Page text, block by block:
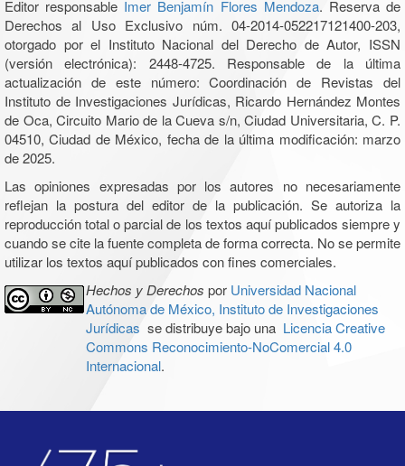
Editor responsable Imer Benjamín Flores Mendoza. Reserva de
Derechos al Uso Exclusivo núm. 04-2014-052217121400-203,
otorgado por el Instituto Nacional del Derecho de Autor, ISSN
(versión electrónica): 2448-4725. Responsable de la última
actualización de este número: Coordinación de Revistas del
Instituto de Investigaciones Jurídicas, Ricardo Hernández Montes
de Oca, Circuito Mario de la Cueva s/n, Ciudad Universitaria, C. P.
04510, Ciudad de México, fecha de la última modificación: marzo
de 2025.
Las opiniones expresadas por los autores no necesariamente
reflejan la postura del editor de la publicación. Se autoriza la
reproducción total o parcial de los textos aquí publicados siempre y
cuando se cite la fuente completa de forma correcta. No se permite
utilizar los textos aquí publicados con fines comerciales.
Hechos y Derechos por Universidad Nacional
Autónoma de México, Instituto de Investigaciones
Jurídicas se distribuye bajo una Licencia Creative
Commons Reconocimiento-NoComercial 4.0
Internacional.